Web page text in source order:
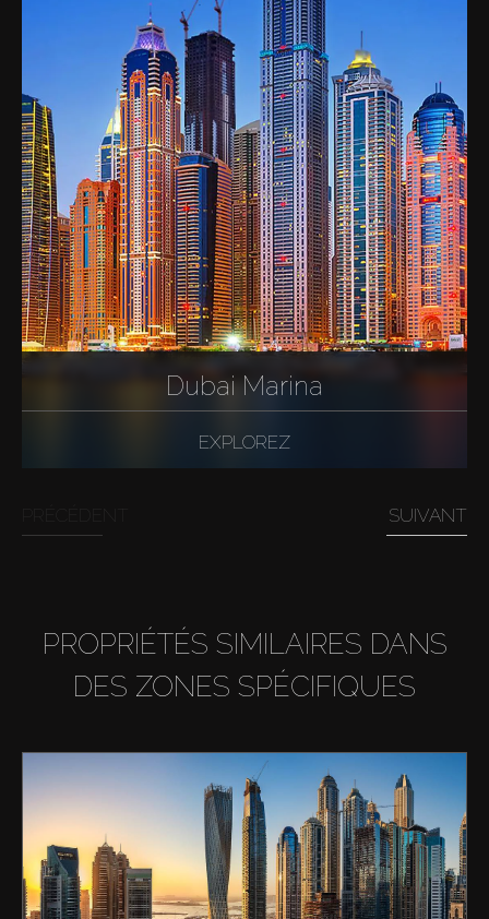
Dubai Marina
EXPLOREZ
SUIVANT
PROPRIÉTÉS SIMILAIRES DANS
DES ZONES SPÉCIFIQUES